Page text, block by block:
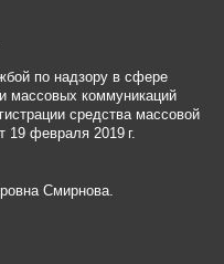
по надзору в сфере
массовых коммуникаций
средства массовой
февраля 2019 г.
Смирнова.